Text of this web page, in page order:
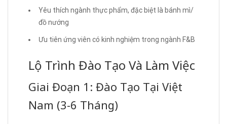
Yêu thích ngành thực phẩm, đặc biệt là bánh mì/
đồ nướng
Ưu tiên ứng viên có kinh nghiệm trong ngành F&B
Lộ Trình Đào Tạo Và Làm Việc
Giai Đoạn 1: Đào Tạo Tại Việt
Nam (3-6 Tháng)